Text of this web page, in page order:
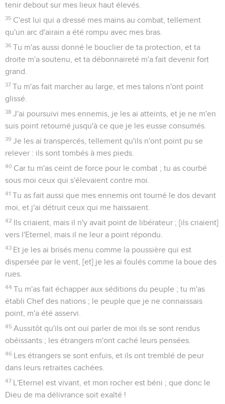
tenir debout sur mes lieux haut élevés.
35 C'est lui qui a dressé mes mains au combat, tellement
qu'un arc d'airain a été rompu avec mes bras.
36 Tu m'as aussi donné le bouclier de ta protection, et ta
droite m'a soutenu, et ta débonnaireté m'a fait devenir fort
grand.
37 Tu m'as fait marcher au large, et mes talons n'ont point
glissé.
38 J'ai poursuivi mes ennemis, je les ai atteints, et je ne m'en
suis point retourné jusqu'à ce que je les eusse consumés.
39 Je les ai transpercés, tellement qu'ils n'ont point pu se
relever : ils sont tombés à mes pieds.
40 Car tu m'as ceint de force pour le combat ; tu as courbé
sous moi ceux qui s'élevaient contre moi.
41 Tu as fait aussi que mes ennemis ont tourné le dos devant
moi, et j'ai détruit ceux qui me haïssaient.
42 Ils criaient, mais il n'y avait point de libérateur ; [ils criaient]
vers l'Eternel, mais il ne leur a point répondu.
43 Et je les ai brisés menu comme la poussière qui est
dispersée par le vent, [et] je les ai foulés comme la boue des
rues.
44 Tu m'as fait échapper aux séditions du peuple ; tu m'as
établi Chef des nations ; le peuple que je ne connaissais
point, m'a été asservi.
45 Aussitôt qu'ils ont ouï parler de moi ils se sont rendus
obéissants ; les étrangers m'ont caché leurs pensées.
46 Les étrangers se sont enfuis, et ils ont tremblé de peur
dans leurs retraites cachées.
47 L'Eternel est vivant, et mon rocher est béni ; que donc le
Dieu de ma délivrance soit exalté !